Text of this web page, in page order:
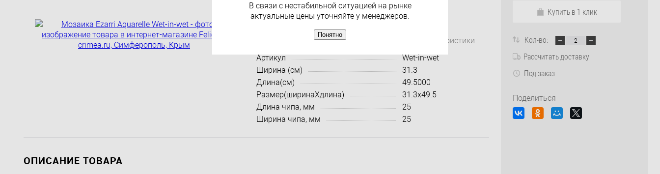
РазделМозаика
Характеристики:
Все характеристики
Артикул
Wet-in-wet
Ширина (см)
31.3
Длина(см)
49.5000
Размер(ширинаXдлина)
31.3x49.5
Длина чипа, мм
25
Ширина чипа, мм
25
ОПИСАНИЕ ТОВАРА
Купить в 1 клик
Кол-во:
Рассчитать доставку
Под заказ
Поделиться
В связи с нестабильной ситуацией на рынке
актуальные цены уточняйте у менеджеров.
Понятно